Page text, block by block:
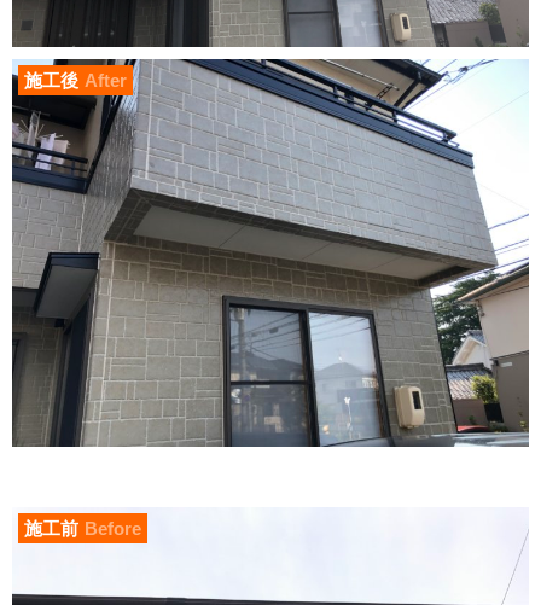
施工後 After
施工前 Before